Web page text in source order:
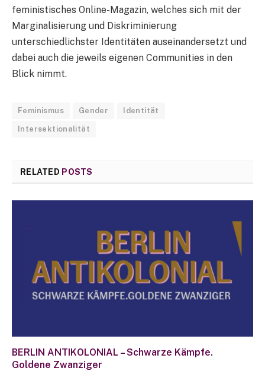
feministisches Online-Magazin, welches sich mit der
Marginalisierung und Diskriminierung
unterschiedlichster Identitäten auseinandersetzt und
dabei auch die jeweils eigenen Communities in den
Blick nimmt.
Feminismus Gender Identität
Intersektionalität
RELATED POSTS
BERLIN ANTIKOLONIAL – Schwarze Kämpfe.
Goldene Zwanziger